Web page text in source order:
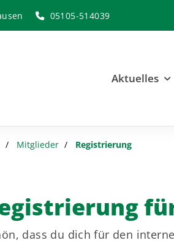
05105-514039
Aktuelles
Mitglieder Registrierung
dass du dich für den